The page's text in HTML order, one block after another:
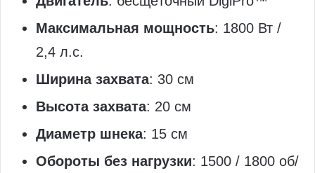
Максимальная мощность: 1800 Вт /
2,4 л.с.
Ширина захвата: 30 см
Высота захвата: 20 см
Диаметр шнека: 15 см
Обороты без нагрузки: 1500 / 1800 об/